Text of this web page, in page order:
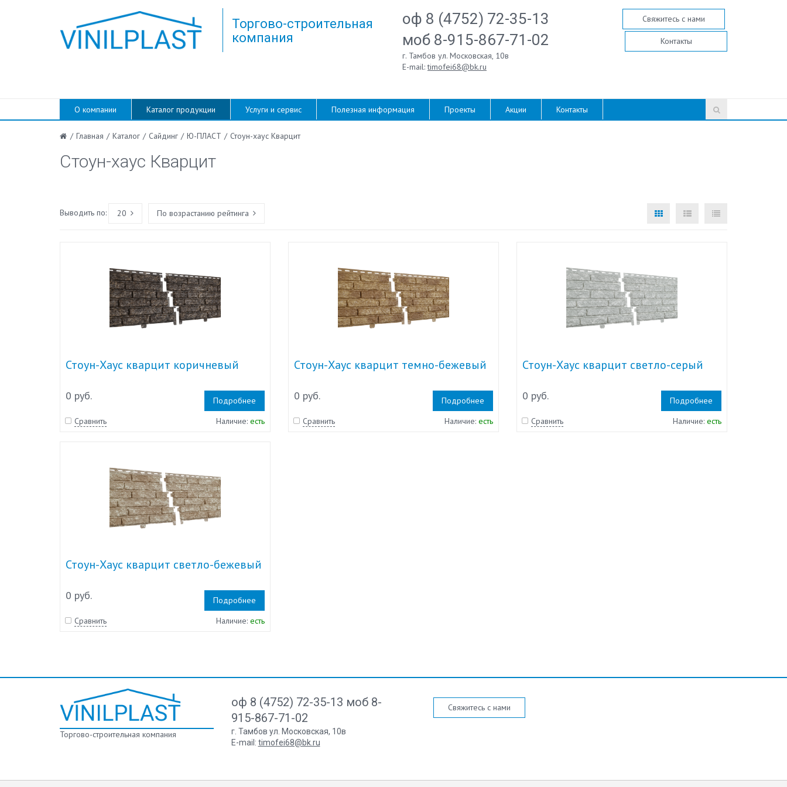
Торгово-строительная
компания
оф 8 (4752) 72-35-13
моб 8-915-867-71-02
г. Тамбов ул. Московская, 10в
E-mail:timofei68@bk.ru
Свяжитесь с нами
Контакты
О компании Каталог продукции Услуги и сервис Полезная информация Проекты Акции Контакты
/ Главная / Каталог / Сайдинг / Ю-ПЛАСТ / Стоун-хаус Кварцит
Стоун-хаус Кварцит
Выводить по: 20 По возрастанию рейтинга
Стоун-Хаус кварцит коричневый
0 руб.
Подробнее
Сравнить
Наличие:есть
Стоун-Хаус кварцит темно-бежевый
0 руб.
Подробнее
Сравнить
Наличие:есть
Стоун-Хаус кварцит светло-серый
0 руб.
Подробнее
Сравнить
Наличие:есть
Стоун-Хаус кварцит светло-бежевый
0 руб.
Подробнее
Сравнить
Наличие:есть
Торгово-строительная компания
оф 8 (4752) 72-35-13 моб 8-
915-867-71-02
г. Тамбов ул. Московская, 10в
E-mail: timofei68@bk.ru
Свяжитесь с нами